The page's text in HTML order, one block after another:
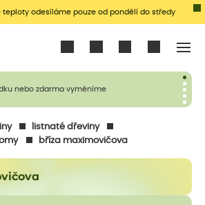
teploty odesíláme pouze od pondělí do středy
nebo zdarma vyměníme
listnaté dřeviny
bříza maximovičova